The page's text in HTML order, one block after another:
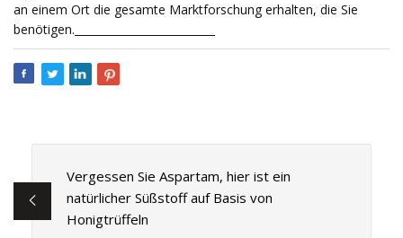
an einem Ort die gesamte Marktforschung erhalten, die Sie
benötigen.__________________________
Vergessen Sie Aspartam, hier ist ein
natürlicher Süßstoff auf Basis von
Honigtrüffeln